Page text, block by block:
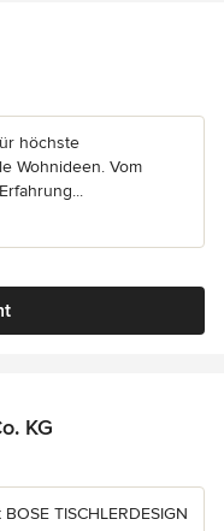
Sternen
höchste
Wohnideen. Vom
KG
Sternen
TISCHLERDESIGN